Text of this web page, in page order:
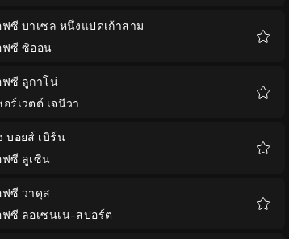
ฟซี บาเซล หนึ่งแปดเก้าสาม
ฟซี ซิออน
ฟซี ลูกาโน่
อร์เวตต์ เจนีวา
บอยส์ เบิร์น
ฟซี ลูเซิน
ฟซี วาดุส
ฟซี ลอเซนเน-สปอร์ต